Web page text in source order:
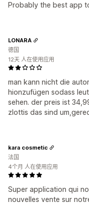
Probably the best app
man kann nicht die
hionzufügen sodass
sehen. der preis ist
zlottis das sind
LONARA
德国
12天 人在使用应用
Super application qui
nouvelles vente sur
kara cosmetic
法国
4个月 人在使用应用